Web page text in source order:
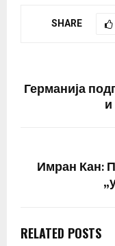
Исламската држава
на…
SHARE
Германија
Имран Кан:
RELATED POSTS